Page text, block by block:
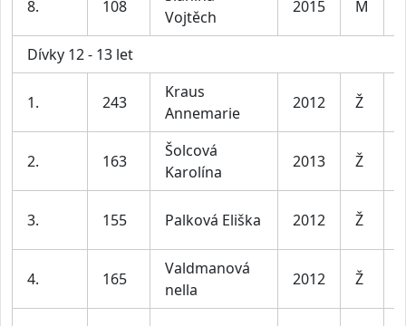
8. 108
Vojtěch
2015 M
Dívky 12 - 13 let
1. 243
Kraus
Annemarie
2012 Ž
2. 163
Šolcová
Karolína
2013 Ž
3. 155 Palková Eliška 2012 Ž
4. 165
Valdmanová
nella
2012 Ž